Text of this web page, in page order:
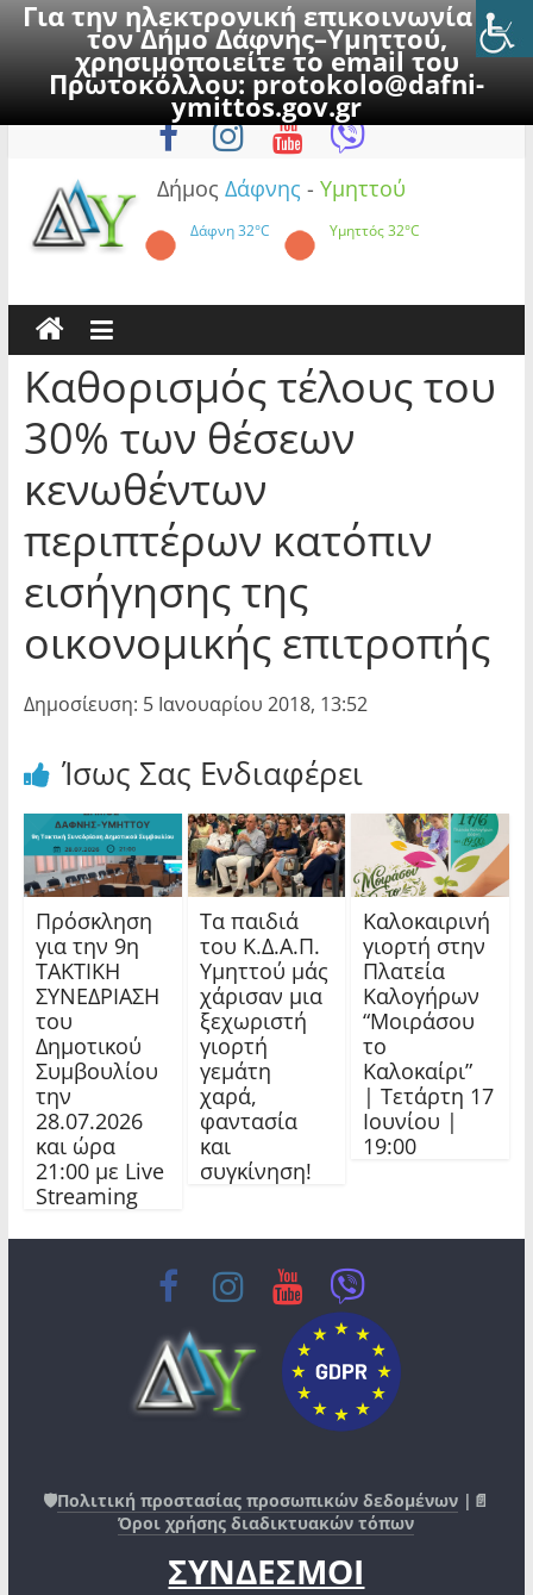
Για την ηλεκτρονική επικοινωνία με
τον Δήμο Δάφνης–Υμηττού,
χρησιμοποιείτε το email του
Πρωτοκόλλου:protokolo@dafni-
ymittos.gov.gr
to
Πέμπτη, 6 Αυγούστου 2026
Δήμος Δάφνης - Υμηττού
Δάφνη32°C Υμηττός32°C
Καθορισμός τέλους του
30% των θέσεων
κενωθέντων
περιπτέρων κατόπιν
εισήγησης της
οικονομικής επιτροπής
Δημοσίευση: 5 Ιανουαρίου 2018, 13:52
Ίσως Σας Ενδιαφέρει
Πρόσκληση
για την 9η
ΤΑΚΤΙΚΗ
ΣΥΝΕΔΡΙΑΣΗ
του
Δημοτικού
Συμβουλίου
την
28.07.2026
και ώρα
21:00 με Live
Streaming
Τα παιδιά
του Κ.Δ.Α.Π.
Υμηττού μάς
χάρισαν μια
ξεχωριστή
γιορτή
γεμάτη
χαρά,
φαντασία
και
συγκίνηση!
Καλοκαιρινή
γιορτή στην
Πλατεία
Καλογήρων
“Μοιράσου
το
Καλοκαίρι”
| Τετάρτη 17
Ιουνίου |
19:00
🛡️Πολιτική προστασίας προσωπικών δεδομένων |📄
Όροι χρήσης διαδικτυακών τόπων
ΣΥΝΔΕΣΜΟΙ